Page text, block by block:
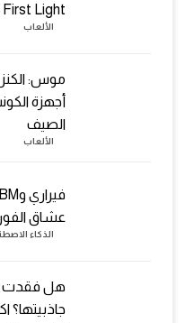
First Light وتأثيرها على اللاعبين
الألعاب
موس:
أجهزة
الصيف
الألعاب
عشاق
الذكاء